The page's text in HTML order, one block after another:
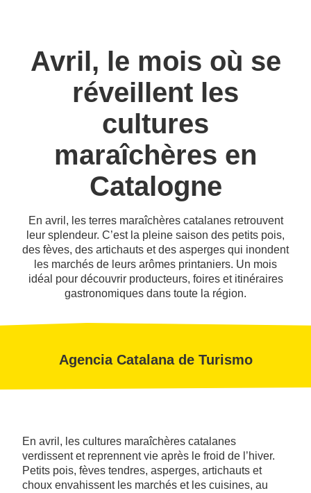
Avril, le mois où se
réveillent les
cultures
maraîchères en
Catalogne
En avril, les terres maraîchères catalanes retrouvent
leur splendeur. C’est la pleine saison des petits pois,
des fèves, des artichauts et des asperges qui inondent
les marchés de leurs arômes printaniers. Un mois
idéal pour découvrir producteurs, foires et itinéraires
gastronomiques dans toute la région.
Agencia Catalana de Turismo
En avril, les cultures maraîchères catalanes
verdissent et reprennent vie après le froid de l’hiver.
Petits pois, fèves tendres, asperges, artichauts et
choux envahissent les marchés et les cuisines, au